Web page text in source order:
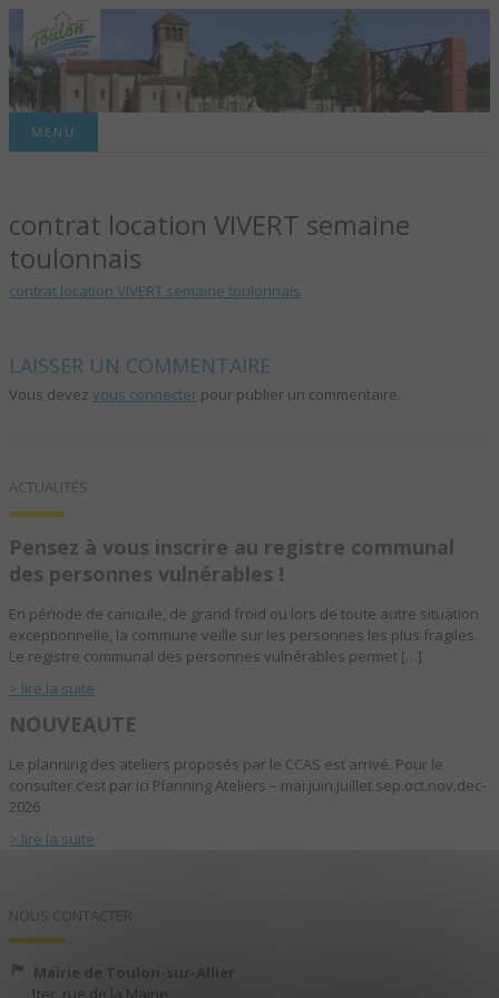
TOULON-SUR-
ALLIER – SITE
OFFICIEL DE LA
MENU
contrat location VIVERT semaine
toulonnais
contrat location VIVERT semaine toulonnais
LAISSER UN COMMENTAIRE
Vous devez vous connecter pour publier un commentaire.
ACTUALITÉS
Pensez à vous inscrire au registre communal
des personnes vulnérables !
En période de canicule, de grand froid ou lors de toute autre situation
exceptionnelle, la commune veille sur les personnes les plus fragiles.
Le registre communal des personnes vulnérables permet […]
> lire la suite
NOUVEAUTE
Le planning des ateliers proposés par le CCAS est arrivé. Pour le
consulter c’est par ici Planning Ateliers – mai.juin.juillet.sep.oct.nov.dec-
2026
> lire la suite
NOUS CONTACTER
Mairie de Toulon-sur-Allier
1ter, rue de la Mairie